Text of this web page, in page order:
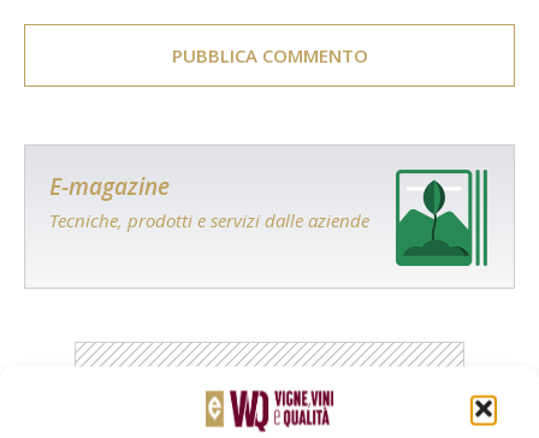
E-magazine
Tecniche, prodotti e servizi dalle aziende